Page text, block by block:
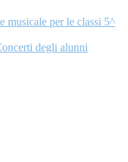
musicale per le classi 5^
degli alunni